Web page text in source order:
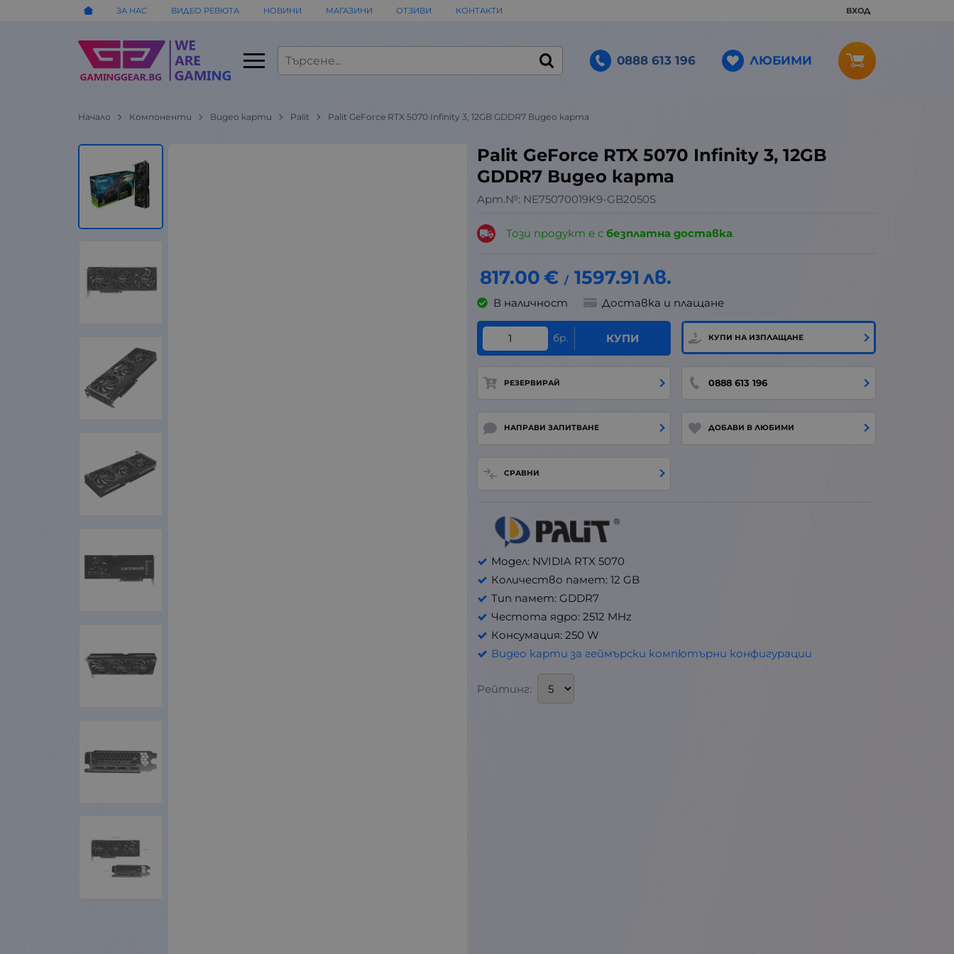
ЗА НАС ВИДЕО РЕВЮТА НОВИНИ МАГАЗИНИ ОТЗИВИ КОНТАКТИ ВХОД
0888 613 196 ЛЮБИМИ
Начало Компоненти Видео карти Palit Palit GeForce RTX 5070 Infinity 3, 12GB GDDR7 Видео карта
Palit GeForce RTX 5070 Infinity 3, 12GB
GDDR7 Видео карта
Арт.№: NE75070019K9-GB2050S
Този продукт е сбезплатна доставка.
817.00€ / 1597.91 лв.
В наличност Доставка и плащане
бр. КУПИ КУПИ НА ИЗПЛАЩАНЕ
РЕЗЕРВИРАЙ 0888 613 196
НАПРАВИ ЗАПИТВАНЕ ДОБАВИ В ЛЮБИМИ
СРАВНИ
Модел: NVIDIA RTX 5070
Количество памет: 12 GB
Тип памет: GDDR7
Честота ядро: 2512 MHz
Консумация: 250 W
Видео карти за геймърски компютърни конфигурации
Рейтинг: